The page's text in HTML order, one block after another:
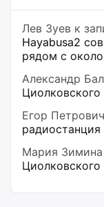
Лев Зуев к
Hayabusa2
рядом с
Александр
Егор
Мария Зимина